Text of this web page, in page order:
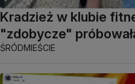
Kradzież w klubie
"zdobycze"
ŚRÓDMIEŚCIE